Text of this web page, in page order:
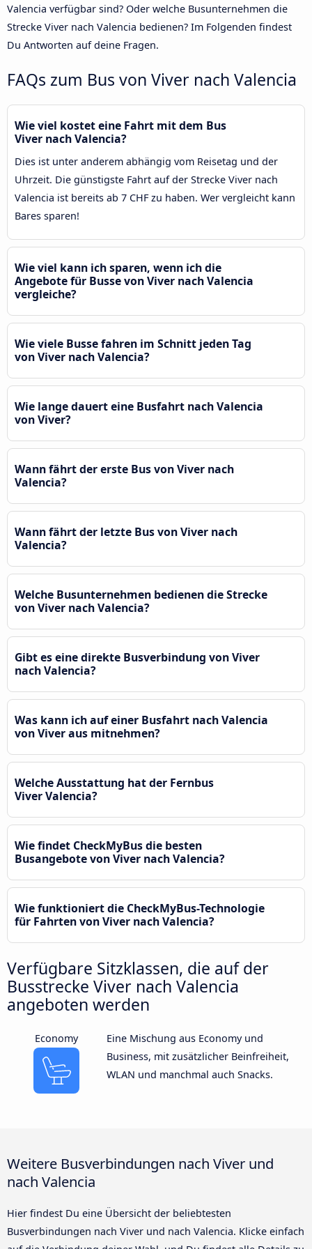
Valencia verfügbar sind? Oder welche Busunternehmen die
Strecke Viver nach Valencia bedienen? Im Folgenden findest
Du Antworten auf deine Fragen.
FAQs zum Bus von Viver nach Valencia
Wie viel kostet eine Fahrt mit dem Bus
Viver nach Valencia?
Dies ist unter anderem abhängig vom Reisetag und der
Uhrzeit. Die günstigste Fahrt auf der Strecke Viver nach
Valencia ist bereits ab 7 CHF zu haben. Wer vergleicht kann
Bares sparen!
Wie viel kann ich sparen, wenn ich die
Angebote für Busse von Viver nach Valencia
vergleiche?
Wie viele Busse fahren im Schnitt jeden Tag
von Viver nach Valencia?
Wie lange dauert eine Busfahrt nach Valencia
von Viver?
Wann fährt der erste Bus von Viver nach
Valencia?
Wann fährt der letzte Bus von Viver nach
Valencia?
Welche Busunternehmen bedienen die Strecke
von Viver nach Valencia?
Gibt es eine direkte Busverbindung von Viver
nach Valencia?
Was kann ich auf einer Busfahrt nach Valencia
von Viver aus mitnehmen?
Welche Ausstattung hat der Fernbus
Viver Valencia?
Wie findet CheckMyBus die besten
Busangebote von Viver nach Valencia?
Wie funktioniert die CheckMyBus-Technologie
für Fahrten von Viver nach Valencia?
Verfügbare Sitzklassen, die auf der
Busstrecke Viver nach Valencia
angeboten werden
Economy
Eine Mischung aus Economy und
Business, mit zusätzlicher Beinfreiheit,
WLAN und manchmal auch Snacks.
Weitere Busverbindungen nach Viver und
nach Valencia
Hier findest Du eine Übersicht der beliebtesten
Busverbindungen nach Viver und nach Valencia. Klicke einfach